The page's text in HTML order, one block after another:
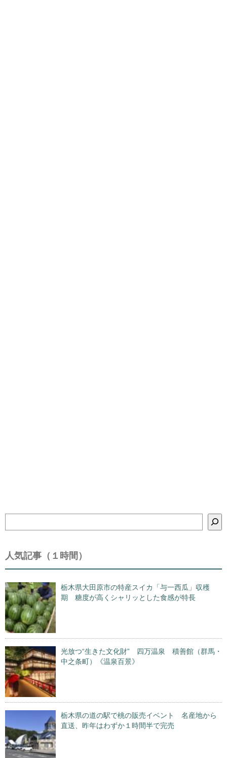
人気記事（１時間）
栃木県大田原市の特産スイカ「与一西瓜」収穫
期 糖度が高くシャリッとした食感が特長
光放つ“生きた文化財” 四万温泉 積善館（群馬・
中之条町）《温泉百景》
栃木県の道の駅で桃の販売イベント 名産地から
直送、昨年はわずか１時間半で完売